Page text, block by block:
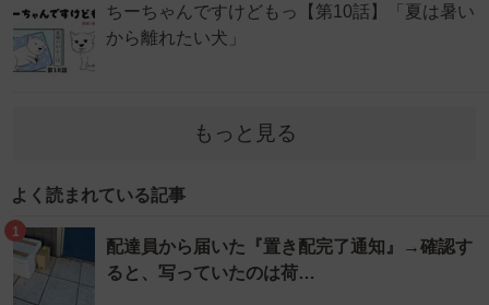
ちーちゃんですけどもっ【第10話】「夏は暑い
から離れたい犬」
もっと見る
よく読まれている記事
1
配達員から届いた『置き配完了通知』→確認す
ると、写っていたのは荷…